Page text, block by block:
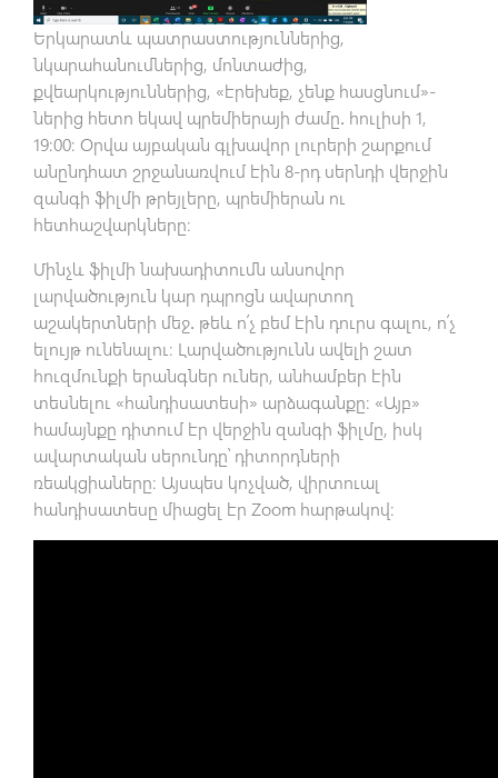
Երկարատև պատրաստություններից,
նկարահանումներից, մոնտաժից,
քվեարկություններից, «էրեխեք, չենք հասցնում»-
ներից հետո եկավ պրեմիերայի ժամը․ հուլիսի 1,
19:00: Օրվա այբական գլխավոր լուրերի շարքում
անընդհատ շրջանառվում էին 8-րդ սերնդի վերջին
զանգի ֆիլմի թրեյլերը, պրեմիերան ու
հետհաշվարկները։
Մինչև ֆիլմի նախադիտումն անսովոր
լարվածություն կար դպրոցն ավարտող
աշակերտների մեջ․ թեև ո՛չ բեմ էին դուրս գալու, ո՛չ
ելույթ ունենալու։ Լարվածությունն ավելի շատ
հուզմունքի երանգներ ուներ, անհամբեր էին
տեսնելու «հանդիսատեսի» արձագանքը։ «Այբ»
համայնքը դիտում էր վերջին զանգի ֆիլմը, իսկ
ավարտական սերունդը՝ դիտորդների
ռեակցիաները։ Այսպես կոչված, վիրտուալ
հանդիսատեսը միացել էր Zoom հարթակով։